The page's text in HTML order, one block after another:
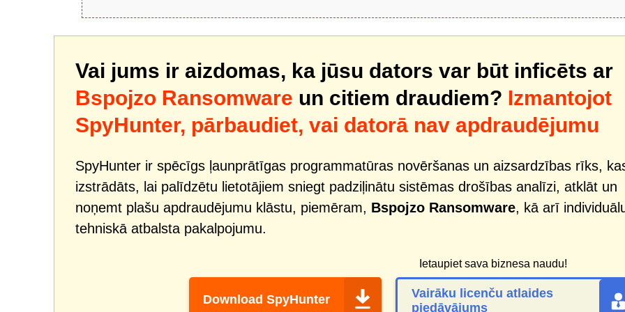
Vai jums ir aizdomas, ka jūsu dators var būt inficēts ar
Bspojzo Ransomware un citiem draudiem? Izmantojot
SpyHunter, pārbaudiet, vai datorā nav apdraudējumu
SpyHunter ir spēcīgs ļaunprātīgas programmatūras novēršanas un aizsardzības rīks,
izstrādāts, lai palīdzētu lietotājiem sniegt padziļinātu sistēmas drošības analīzi, atklāt un
noņemt plašu apdraudējumu klāstu, piemēram, Bspojzo Ransomware, kā arī
tehniskā atbalsta pakalpojumu.
Download SpyHunter
Ietaupiet sava biznesa naudu!
Vairāku licenču atlaides
piedāvājums